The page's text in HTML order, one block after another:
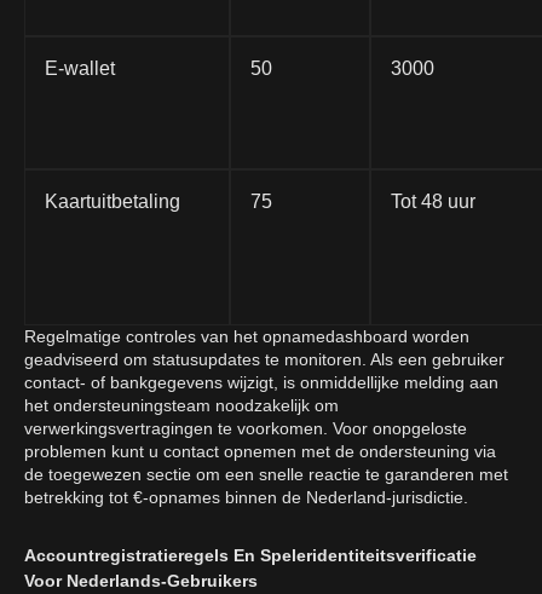
E-wallet 50 3000
Kaartuitbetaling 75 Tot 48 uur
Regelmatige controles van het opnamedashboard worden
geadviseerd om statusupdates te monitoren. Als een gebruiker
contact- of bankgegevens wijzigt, is onmiddellijke melding aan
het ondersteuningsteam noodzakelijk om
verwerkingsvertragingen te voorkomen. Voor onopgeloste
problemen kunt u contact opnemen met de ondersteuning via
de toegewezen sectie om een snelle reactie te garanderen met
betrekking tot €-opnames binnen de Nederland-jurisdictie.
Accountregistratieregels En Speleridentiteitsverificatie
Voor Nederlands-Gebruikers